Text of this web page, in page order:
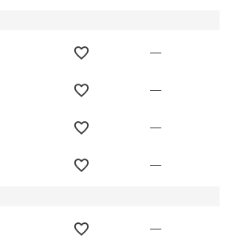
—
—
—
—
—